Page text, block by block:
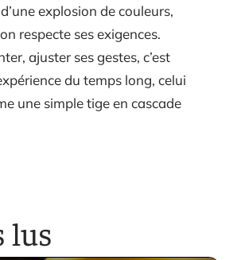
explosion de couleurs,
respecte ses exigences.
ajuster ses gestes, c’est
du temps long, celui
une simple tige en cascade
lus